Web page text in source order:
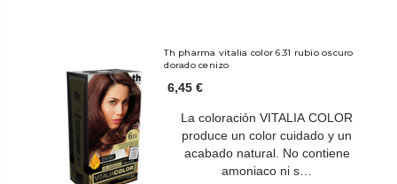
Th pharma vitalia color 6.31 rubio oscuro
dorado cenizo
6,45 €
La coloración VITALIA COLOR
produce un color cuidado y un
acabado natural. No contiene
amoniaco ni s…